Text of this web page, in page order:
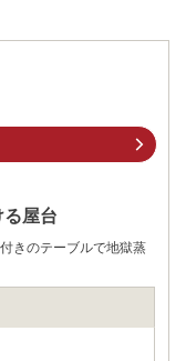
屋台
きのテーブルで地獄蒸